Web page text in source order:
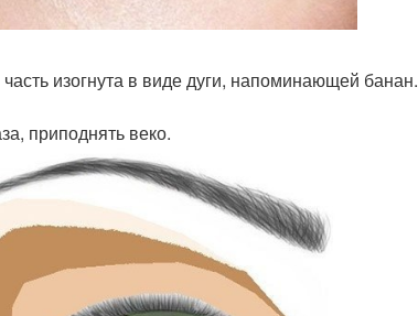
изогнута в виде дуги, напоминающей банан.
приподнять веко.